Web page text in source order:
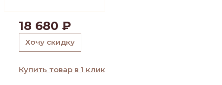
18 680 ₽
Хочу скидку
Купить товар в 1 клик